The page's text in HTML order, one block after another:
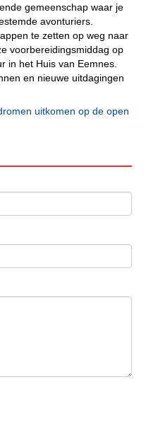
gemeenschap waar je
avonturiers.
te zetten op weg naar
voorbereidingsmiddag op
in het Huis van Eemnes.
en nieuwe uitdagingen
uitkomen op de open